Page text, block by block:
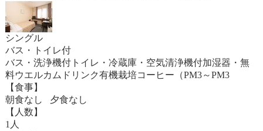
シングル
バス・トイレ付
バス・洗浄機付トイレ・冷蔵庫・空気清浄機付加湿器・無
料ウエルカムドリンク有機栽培コーヒー（PM3～PM3
【食事】
朝食なし 夕食なし
【人数】
1人